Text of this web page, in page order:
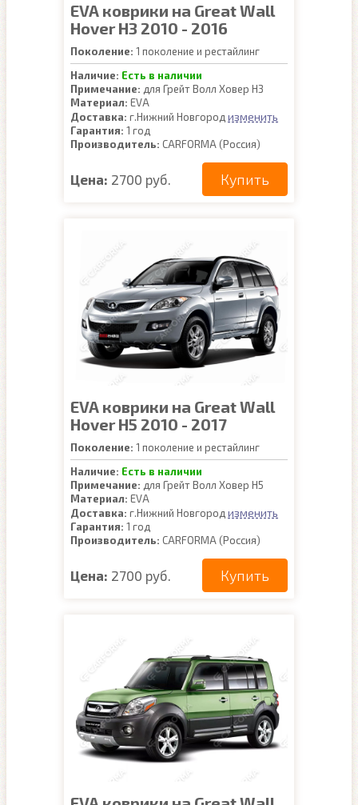
EVA коврики на Great Wall
Hover H3 2010 - 2016
Поколение: 1 поколение и рестайлинг
Наличие: Есть в наличии
Примечание: для Грейт Волл Ховер Н3
Материал: EVA
Доставка: г.Нижний Новгород изменить
Гарантия: 1 год
Производитель: CARFORMA (Россия)
Цена: 2700 руб. Купить
EVA коврики на Great Wall
Hover H5 2010 - 2017
Поколение: 1 поколение и рестайлинг
Наличие: Есть в наличии
Примечание: для Грейт Волл Ховер Н5
Материал: EVA
Доставка: г.Нижний Новгород изменить
Гарантия: 1 год
Производитель: CARFORMA (Россия)
Цена: 2700 руб. Купить